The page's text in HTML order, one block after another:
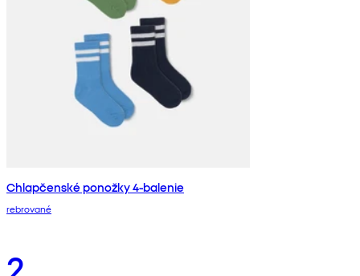
Chlapčenské ponožky 4-balenie
rebrované
2